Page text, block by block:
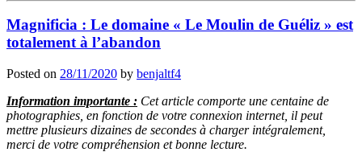
Magnificia : Le domaine « Le Moulin de Guéliz » est
totalement à l’abandon
Posted on 28/11/2020 by benjaltf4
Information importante : Cet article comporte une centaine de
photographies, en fonction de votre connexion internet, il peut
mettre plusieurs dizaines de secondes à charger intégralement,
merci de votre compréhension et bonne lecture.